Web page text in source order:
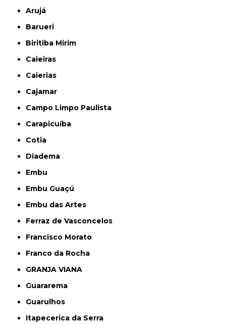
Arujá
Barueri
Biritiba Mirim
Caieiras
Caierias
Cajamar
Campo Limpo Paulista
Carapicuíba
Cotia
Diadema
Embu
Embu Guaçú
Embu das Artes
Ferraz de Vasconcelos
Francisco Morato
Franco da Rocha
GRANJA VIANA
Guararema
Guarulhos
Itapecerica da Serra